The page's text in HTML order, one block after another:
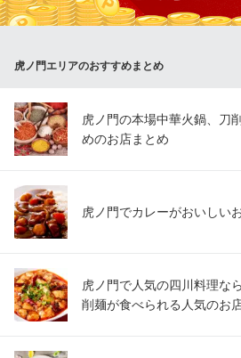
肉系居酒屋 肉十八番屋 虎ノ門店
東京都港区虎ノ門1-16-4 アーバン虎ノ門ビル1F
虎ノ門エリアのおすすめまとめ
虎ノ門の本場中華火鍋、刀
めのお店まとめ
虎ノ門でカレーがおいしい
虎ノ門で人気の四川料理な
削麺が食べられる人気のお